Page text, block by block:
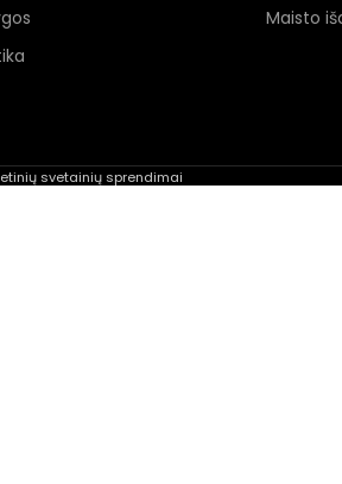
Maisto
svetainių sprendimai